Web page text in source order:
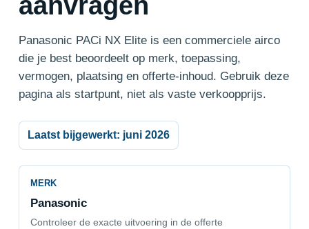
Panasonic PACi NX Elite is een commerciele airco
die je best beoordeelt op merk, toepassing,
vermogen, plaatsing en offerte-inhoud. Gebruik deze
pagina als startpunt, niet als vaste verkoopprijs.
Laatst bijgewerkt: juni 2026
MERK
Panasonic
Controleer de exacte uitvoering in de offerte